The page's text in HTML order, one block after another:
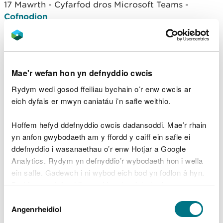
Mae'r wefan hon yn defnyddio cwcis
Rydym wedi gosod ffeiliau bychain o’r enw cwcis ar
eich dyfais er mwyn caniatáu i’n safle weithio.
Hoffem hefyd ddefnyddio cwcis dadansoddi. Mae’r rhain
yn anfon gwybodaeth am y ffordd y caiff ein safle ei
ddefnyddio i wasanaethau o’r enw Hotjar a Google
Analytics. Rydym yn defnyddio’r wybodaeth hon i wella
ein safle. Gadewch i ni wybod eich bod yn fodlon â hyn.
Byddwn yn defnyddio cwci i gadw eich dewis.
Gellirdarllen mwy am ein cwcis cyn i chi ddewis.
Caniatâd
Angenrheidiol
17 Mawrth - Cyfarfod dros Microsoft Teams -
Cofnodion
2024
Cofnodion
9 Medi 2024, Cyfarfod dros Microsoft Teams
Cofnodion
24 Mehefin 2024, Cyfarfod dros Microsoft Teams -
Cofnodion
11 Mawrth 2024, Cyfarfod dros Microsoft Teams -
Cofnodion
11 Rhagfyr 2023, Cyfarfod dros Microsoft Teams -